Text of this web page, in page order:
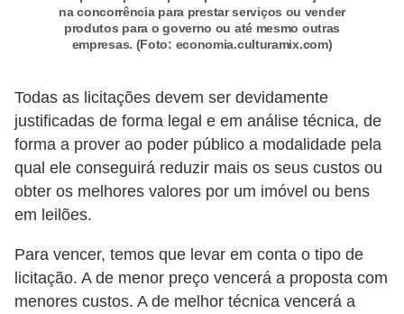
na concorrência para prestar serviços ou vender
produtos para o governo ou até mesmo outras
empresas. (Foto: economia.culturamix.com)
Todas as licitações devem ser devidamente
justificadas de forma legal e em análise técnica, de
forma a prover ao poder público a modalidade pela
qual ele conseguirá reduzir mais os seus custos ou
obter os melhores valores por um imóvel ou bens
em leilões.
Para vencer, temos que levar em conta o tipo de
licitação. A de menor preço vencerá a proposta com
menores custos. A de melhor técnica vencerá a
ç
ã
o
f
n
a
n